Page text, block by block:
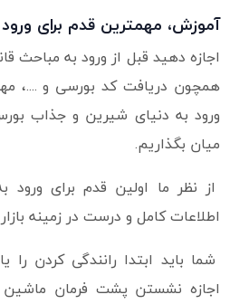
آموزش، مهمترین قدم برای
اجازه دهید قبل از ورود به مباحث
همچون دریافت کد بورسی و ....،
ورود به دنیای شیرین و جذاب
میان بگذاریم.
از نظر ما اولین قدم برای
اطلاعات کامل و درست در زمینه
شما باید ابتدا رانندگی کردن را
اجازه نشستن پشت فرمان